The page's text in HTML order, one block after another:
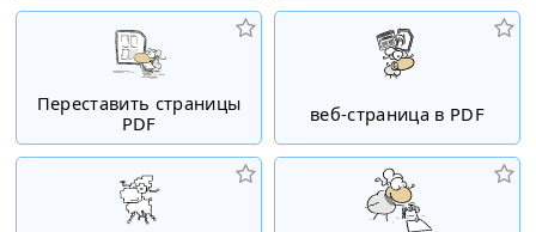
Переставить страницы
PDF
веб-страница в PDF